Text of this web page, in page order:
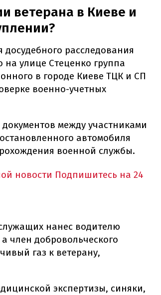
ветерана в Киеве и
расследования
на улице Стеценко группа
в городе Киеве ТЦК и СП
военно-учетных
между участниками
автомобиля
военной службы.
новости Подпишитесь на 24
нанес водителю
член добровольческого
газ к ветерану,
экспертизы, синяки,